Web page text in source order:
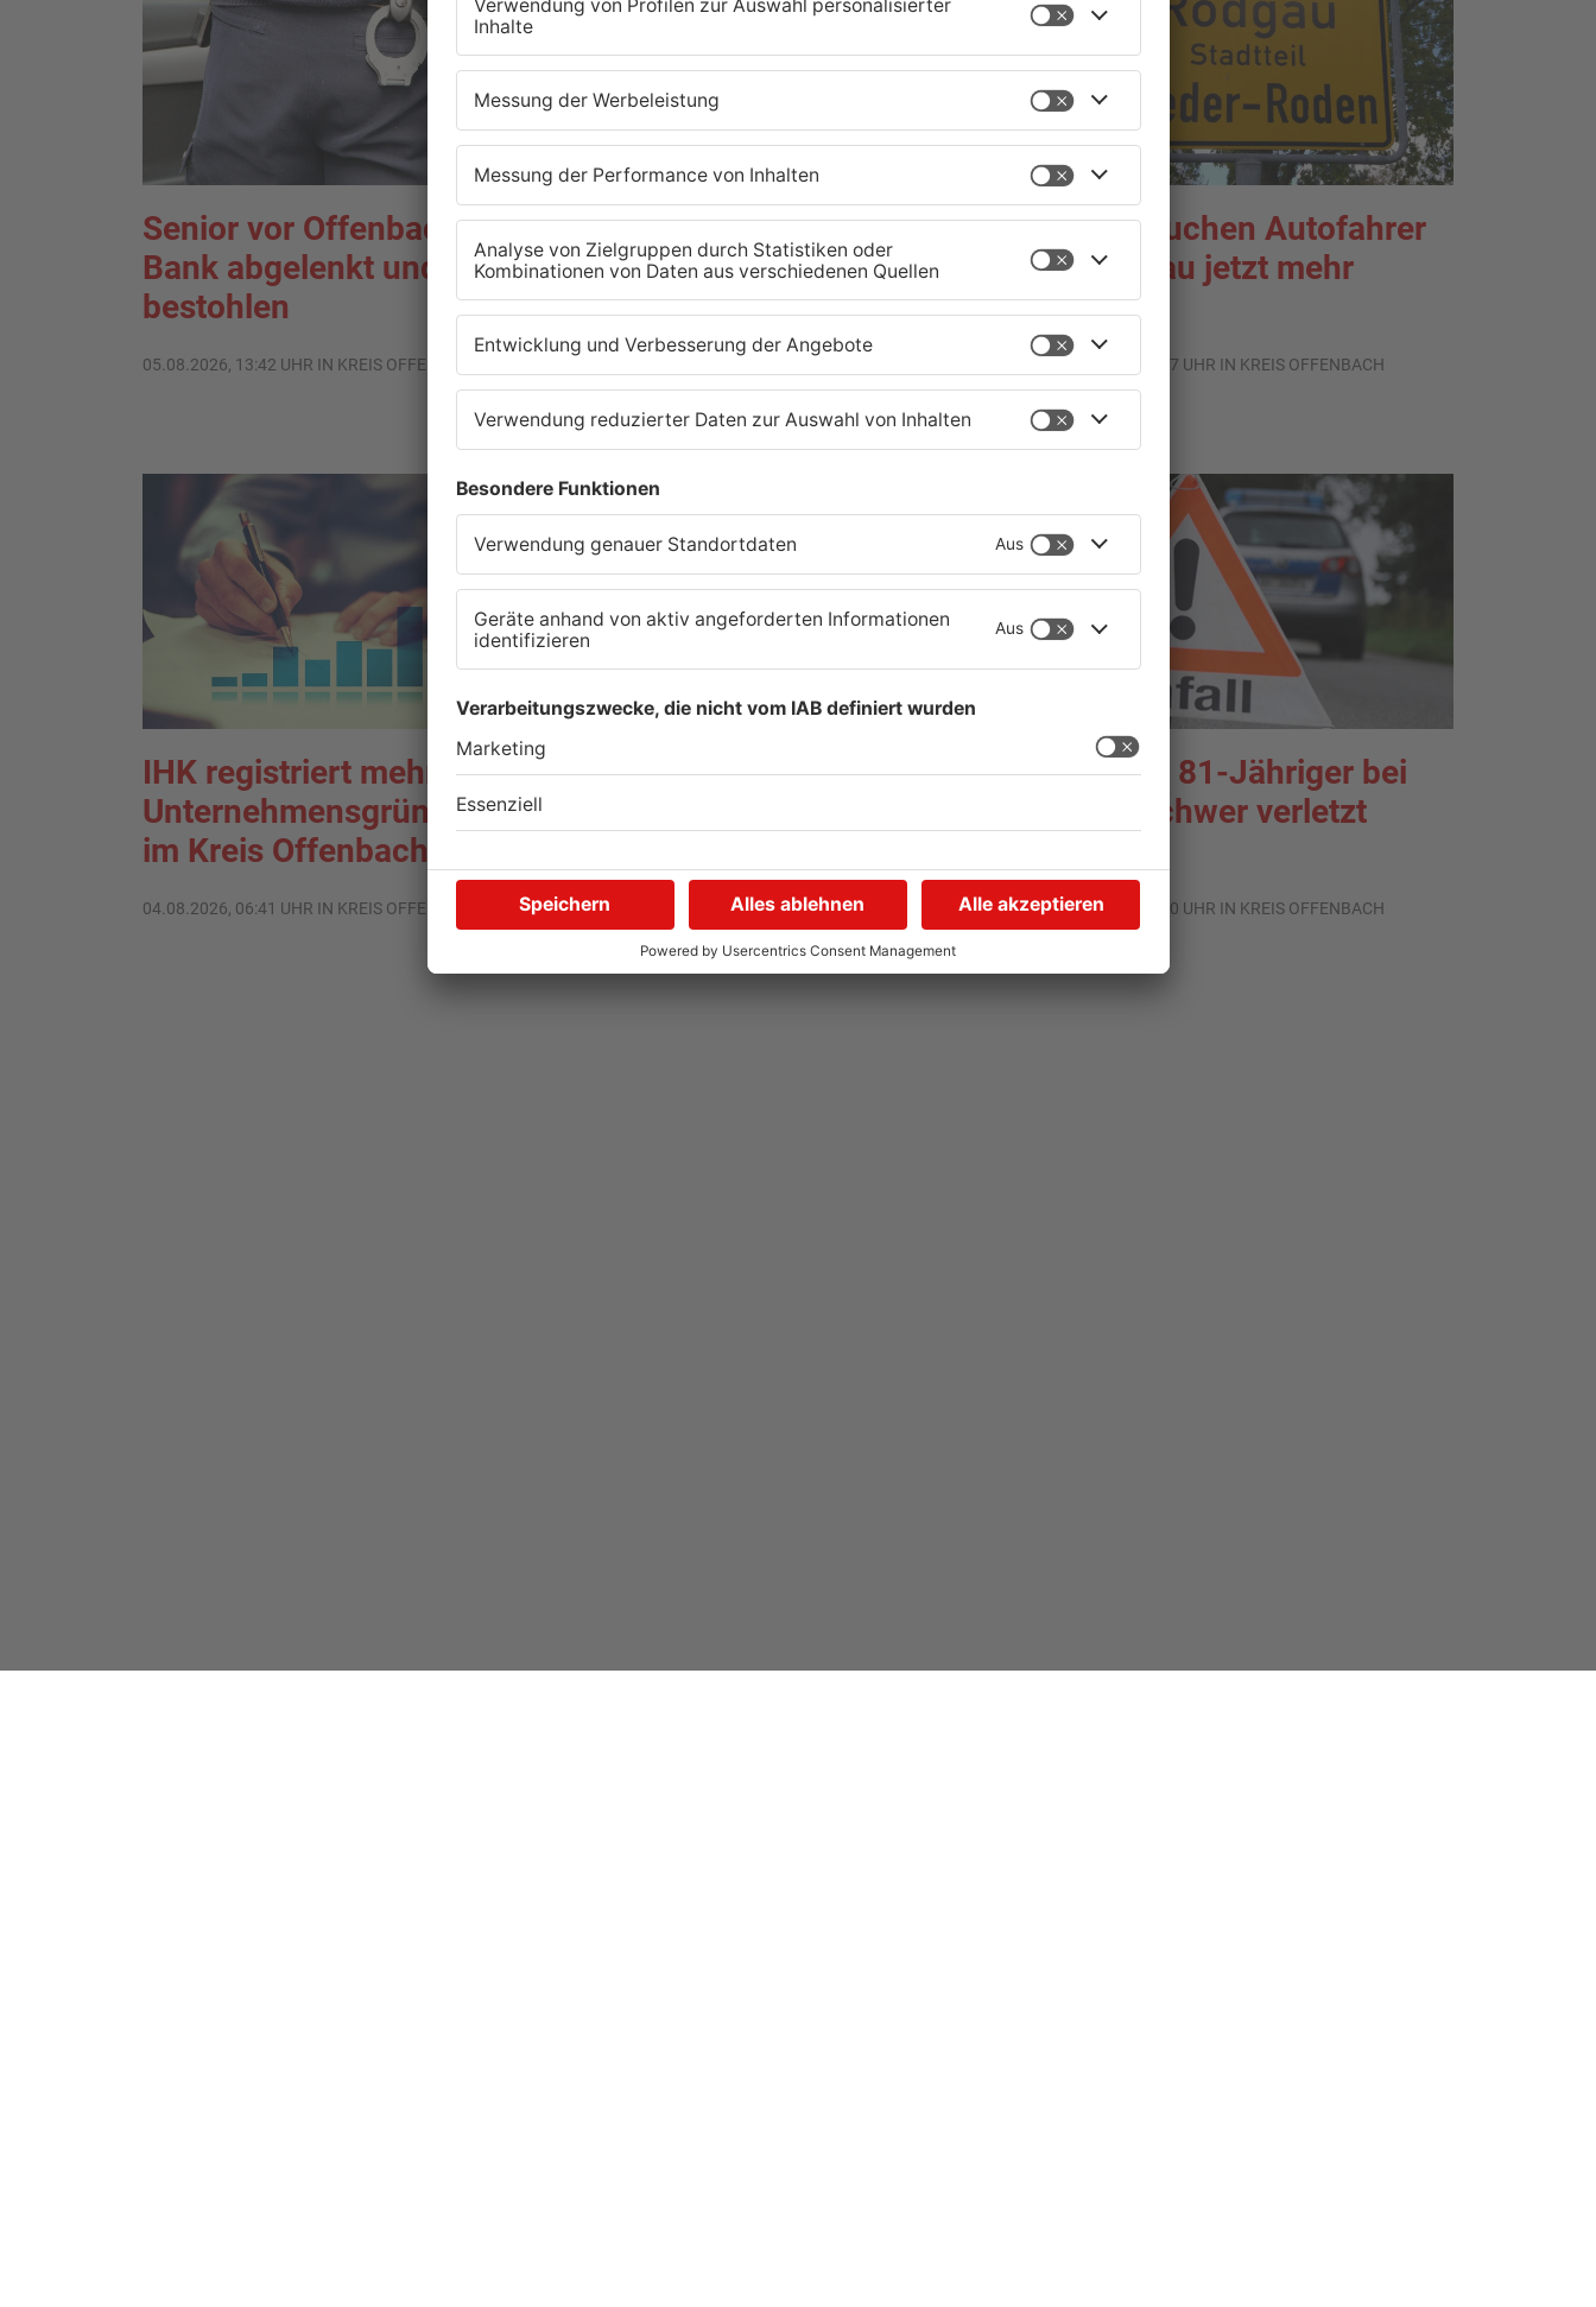
Senior vor Offenbacher
Bank abgelenkt und
bestohlen
05.08.2026, 13:42 UHR IN KREIS OFFENBACH
Igel verursacht
Polizeieinsatz in
Mühlheimer Supermarkt
Hier brauchen Autofahrer
in Rodgau jetzt mehr
Geduld
04.08.2026, 06:47 UHR IN KREIS OFFENBACH
IHK registriert mehr
Unternehmensgründungen
im Kreis Offenbach
04.08.2026, 06:41 UHR IN KREIS OFFENBACH
Nach mutmaßlichem
03.08.2026, 16:36 UHR IN KREIS OFFENBACH
Rodgau: 81-Jähriger bei
Unfall schwer verletzt
03.08.2026, 14:50 UHR IN KREIS OFFENBACH